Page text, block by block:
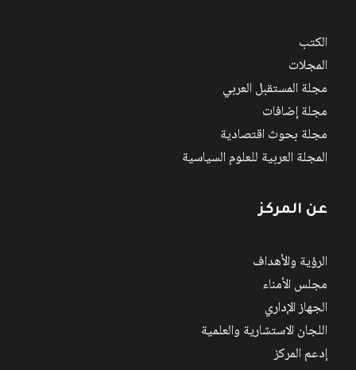
الكتب
المجلات
مجلة المستقبل العربي
مجلة إضافات
مجلة بحوث اقتصادية
المجلة العربية للعلوم السياسية
عن المركز
الرؤية والأهداف
مجلس الأمناء
الجهاز الإداري
اللجان الاستشارية والعلمية
إدعم المركز